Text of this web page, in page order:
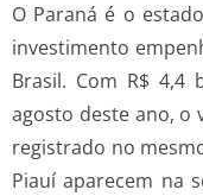
O Paraná é o
investimento
Brasil. Com R$ 4,4
agosto deste ano, o
registrado no
Piauí aparecem na